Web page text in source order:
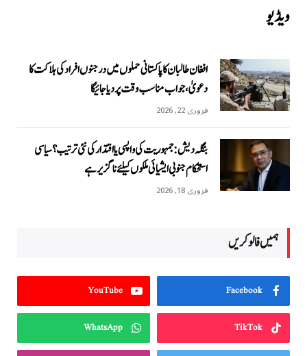
ویڈیو
افغان طالبان کا پاکستانی حملوں میں درجنوں افراد کی ہلاکت کا
دعویٰ، جواب مناسب وقت پر دیا جائیگا
فروری 22, 2026
بنگلہ دیش: جمہوریت کی واپسی یا اقتدار کی نئی ترتیب؟ سیاسی
استحکام جنوبی ایشیائی ملکوں کیلئے ناگزیر ہے
فروری 18, 2026
ہمیں فالو کریں
Facebook
YouTube
TikTok
WhatsApp